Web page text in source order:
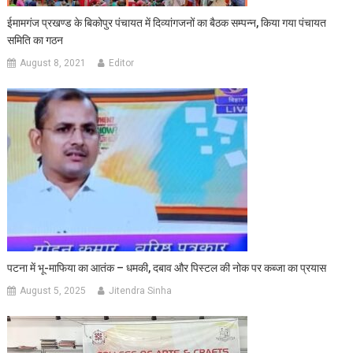
ईमामगंज प्रखण्ड के बिकोपुर पंचायत में दिव्यांगजनों का बैठक सम्पन्न, किया गया पंचायत
समिति का गठन
August 8, 2021 Editor
पटना में भू-माफिया का आतंक – धमकी, दबाव और पिस्टल की नोक पर कब्जा का प्रयास
August 5, 2025 Jitendra Sinha